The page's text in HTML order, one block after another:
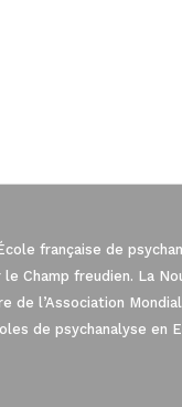
française de
Champ freudien. La
l’Association
de psychanalyse en